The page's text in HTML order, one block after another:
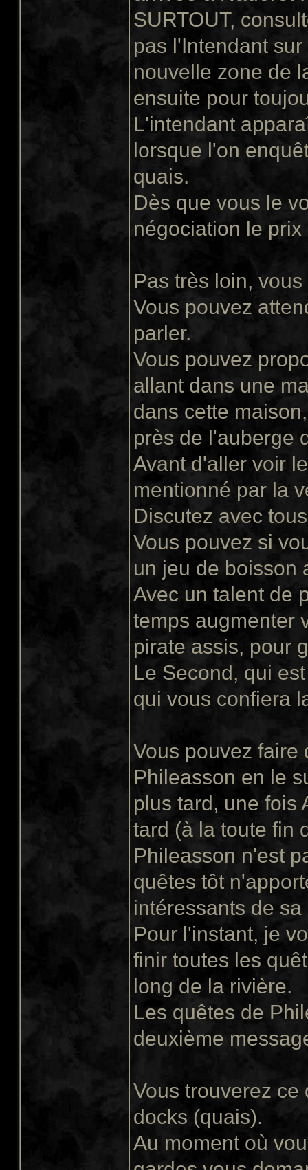
SURTOUT,
pas l'Intendant
nouvelle zone de
ensuite pour
L'intendant
lorsque l'on
quais.
Dès que vous le
négociation le
Pas très loin,
Vous pouvez
parler.
Vous pouvez
allant dans une
dans cette
près de l'auberge
Avant d'aller voir
mentionné par la
Discutez avec
Vous pouvez si
un jeu de boisson
Avec un talent de
temps augmenter
pirate assis, pour
Le Second, qui
qui vous confiera
Vous pouvez faire
Phileasson en le
plus tard, une fois
tard (à la toute fin
Phileasson n'est
quêtes tôt
intéressants de
Pour l'instant, je
finir toutes les
long de la rivière.
Les quêtes de
deuxième
Vous trouverez
docks (quais).
Au moment où